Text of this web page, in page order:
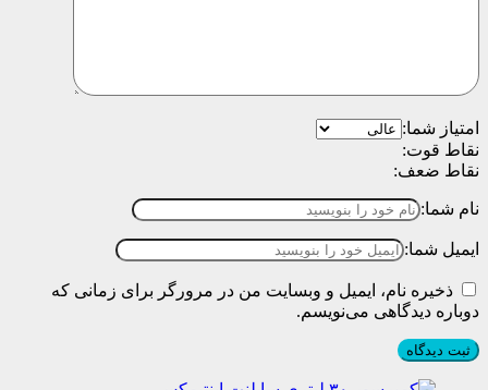
امتیاز شما:
نقاط قوت:
نقاط ضعف:
نام شما:
ایمیل شما:
ذخیره نام، ایمیل و وبسایت من در مرورگر برای زمانی که
دوباره دیدگاهی می‌نویسم.